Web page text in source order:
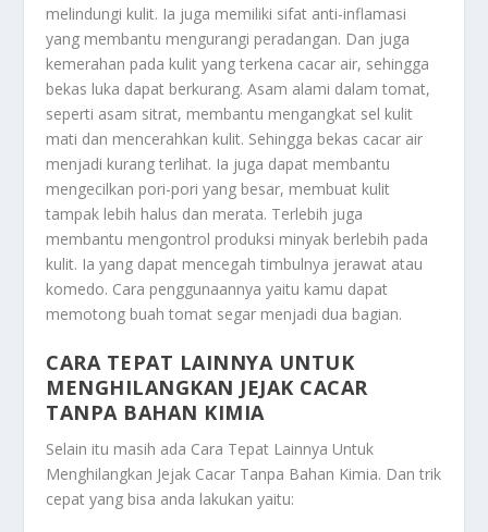
melindungi kulit. Ia juga memiliki sifat anti-inflamasi
yang membantu mengurangi peradangan. Dan juga
kemerahan pada kulit yang terkena cacar air, sehingga
bekas luka dapat berkurang. Asam alami dalam tomat,
seperti asam sitrat, membantu mengangkat sel kulit
mati dan mencerahkan kulit. Sehingga bekas cacar air
menjadi kurang terlihat. Ia juga dapat membantu
mengecilkan pori-pori yang besar, membuat kulit
tampak lebih halus dan merata. Terlebih juga
membantu mengontrol produksi minyak berlebih pada
kulit. Ia yang dapat mencegah timbulnya jerawat atau
komedo. Cara penggunaannya yaitu kamu dapat
memotong buah tomat segar menjadi dua bagian.
CARA TEPAT LAINNYA UNTUK
MENGHILANGKAN JEJAK CACAR
TANPA BAHAN KIMIA
Selain itu masih ada Cara Tepat Lainnya Untuk
Menghilangkan Jejak Cacar Tanpa Bahan Kimia. Dan trik
cepat yang bisa anda lakukan yaitu: